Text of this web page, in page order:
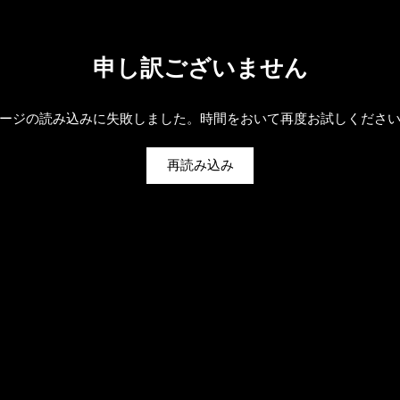
申し訳ございません
ジの読み込みに失敗しました。時間をおいて再度お試しくださ
再読み込み